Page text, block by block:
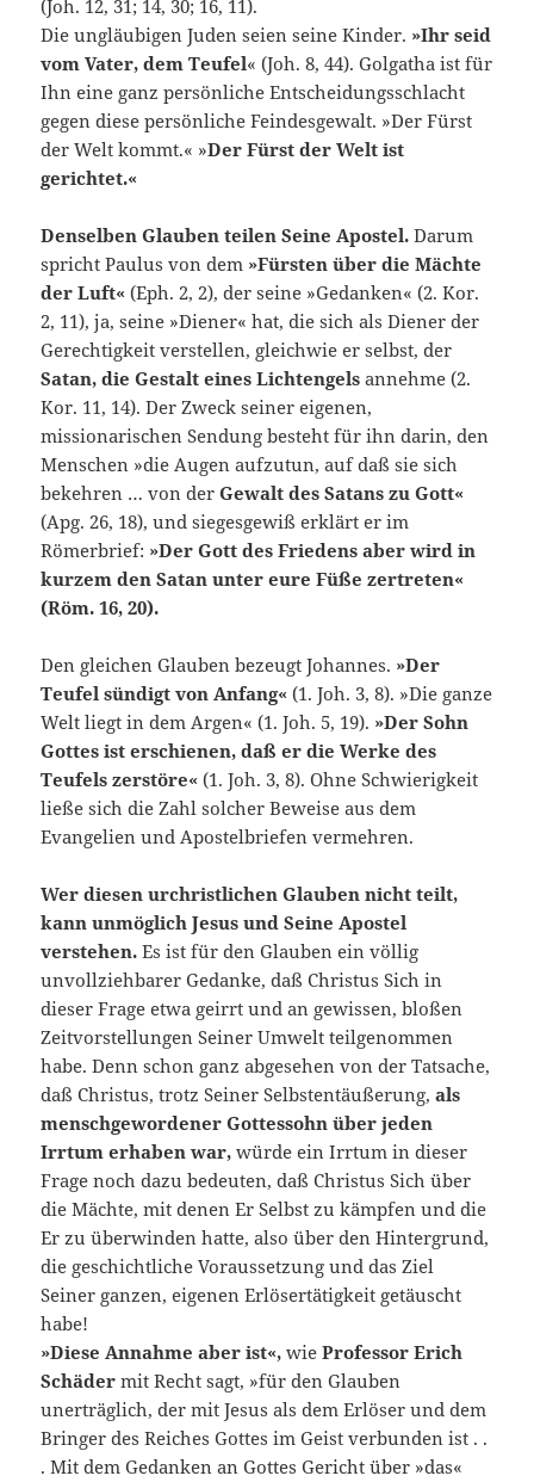
(Joh. 12, 31; 14, 30; 16, 11).
Die ungläubigen Juden seien seine Kindеr. »Ihr seid
vom Vater, dem Teufel« (Joh. 8, 44). Golgatha ist für
Ihn eine ganz persönliche Entscheidungsschlacht
ge­gen diese persönliche Feindesgewalt. »Der Fürst
der Welt kommt.« »Der Fürst der Welt ist
gerichtet.«
Denselben Glauben teilen Seine Apostel. Darum
spricht Paulus von dem »Fürsten über die Mächte
der Luft« (Eph. 2, 2), der seine »Gedanken« (2. Kor.
2, 11), ja, seine »Diener« hat, die sich als Diener der
Gerechtigkeit verstellen, gleichwie er selbst, der
Satan, die Ge­stalt eines Lichtengels annehme (2.
Kor. 11, 14). Der Zweck seiner eigenen,
missionarischen Sendung besteht für ihn darin, den
Men­schen »die Augen aufzutun, auf daß sie sich
bekehren … von derGewalt des Satans zu Gott«
(Apg. 26, 18), und siegesgewiß erklärt er im
Römerbrief: »Der Gott des Friedens aber wird in
kurzem den Satan unter eure Füße zertreten«
(Röm. 16, 20).
Den gleichen Glauben bezeugt Johannes. »Der
Teufel sündigt von Anfang« (1. Joh. 3, 8). »Die ganze
Welt liegt in dem Argen« (1. Joh. 5, 19). »Der Sohn
Gottes ist erschienen, daß er die Werke des
Teufels zerstöre« (1. Joh. 3, 8). Ohne Schwierigkeit
ließe sich die Zahl sol­cher Beweise aus dem
Evangelien und Apostelbriefen vermehren.
Wer diesen urchristlichen Glauben nicht teilt,
kann unmöglich Jesus und Seine Apostel
verstehen. Es ist für den Glauben ein völlig
unvollziehbarer Gedanke, daß Christus Sich in
dieser Frage etwa geirrt und an gewissen, bloßen
Zeitvorstellungen Seiner Umwelt teil­genommen
habe. Denn schon ganz abgesehen von der Tatsache,
daß Christus, trotz Seiner Selbstentäußerung,als
menschgewordener Gottessohn über jeden
Irrtum erhaben war, wür­de ein Irrtum in dieser
Frage noch dazu bedeuten, daß Christus Sich über
die Mächte, mit denen Er Selbst zu kämpfen und die
Er zu überwinden hatte, also über den Hintergrund,
die geschichtliche Vor­aussetzung und das Ziel
Seiner ganzen, eigenen Erlösertätigkeit ge­täuscht
habe!
»Diese Annahme aber ist«, wieProfessor Erich
Schäder mit Recht sagt, »für den Glauben
unerträglich, der mit Jesus als dem Erlöser und dem
Bringer des Reiches Gottes im Geist verbunden ist . .
. Mit dem Gedanken an Gottes Gericht über »das«